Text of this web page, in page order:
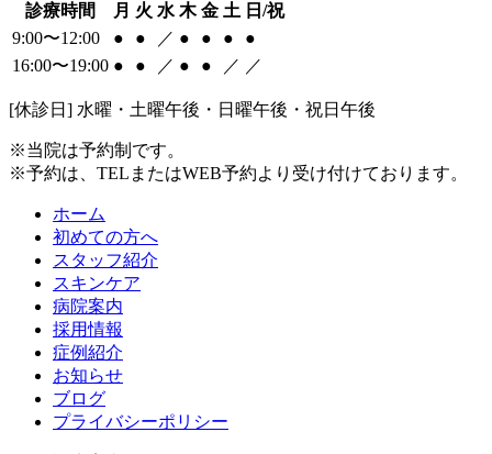
診療時間 月 火 水 木 金 土 日/祝
9:00〜12:00
● ● ／ ● ● ●
●
16:00〜19:00 ● ● ／ ● ● ／ ／
[休診日] 水曜・土曜午後・日曜午後・祝日午後
※当院は予約制です。
※予約は、TELまたはWEB予約より受け付けております。
ホーム
初めての方へ
スタッフ紹介
スキンケア
病院案内
採用情報
症例紹介
お知らせ
ブログ
プライバシーポリシー